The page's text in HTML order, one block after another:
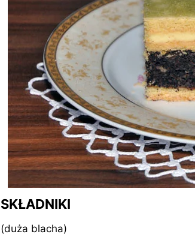
SKŁADNIKI
(duża blacha)